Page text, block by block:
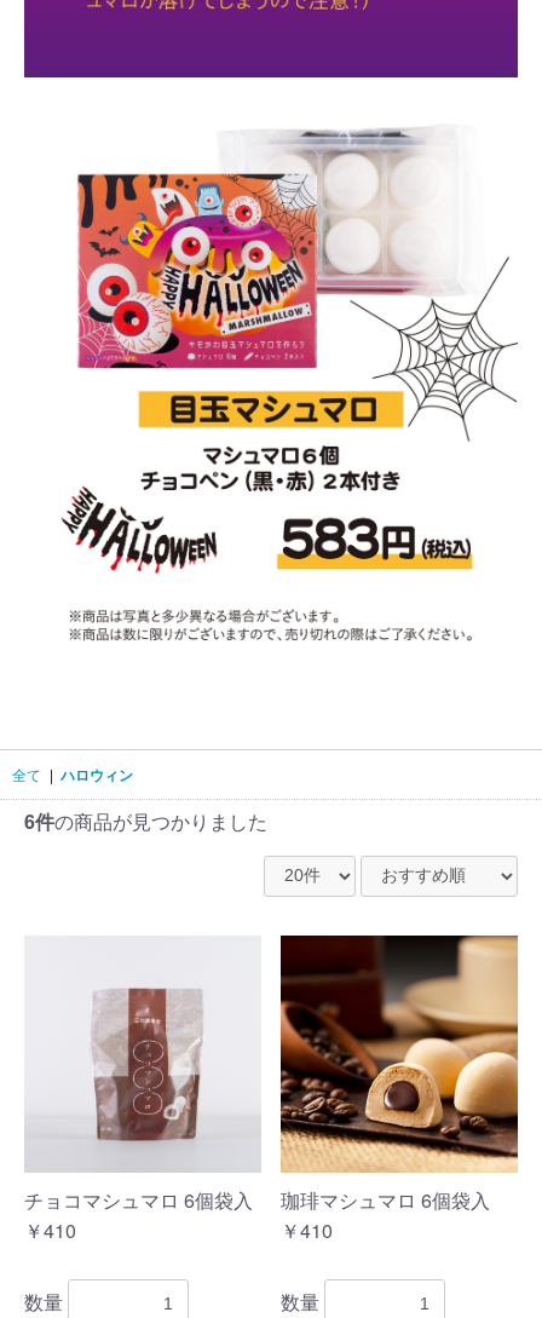
全て | ハロウィン
6件の商品が見つかりました
チョコマシュマロ 6個袋入
￥410
数量
珈琲マシュマロ 6個袋入
￥410
数量